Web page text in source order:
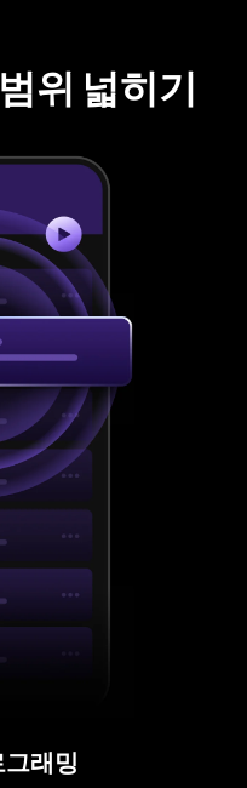
위 넓히기
래밍